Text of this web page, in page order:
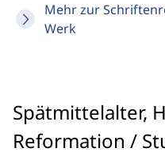
Mehr zur
Werk
Spätmittelalter,
Reformation /